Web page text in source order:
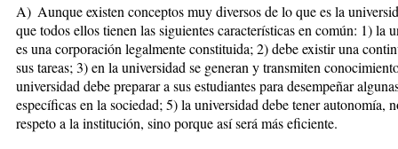
A) Aunque existen conceptos muy diversos de lo que es la
que todos ellos tienen las si­guien­tes características en común: 1) la
es una corporación legalmente constituida; 2) debe existir una
sus tareas; 3) en la universidad se generan y transmiten
universidad de­be preparar a sus estudiantes para de­­sem­peñar
especí­fi­cas en la sociedad; 5) la universidad debe tener autonomía,
res­peto a la institución, sino porque así se­rá más eficiente.